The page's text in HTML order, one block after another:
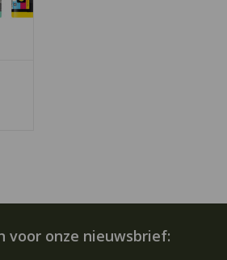
voor onze nieuwsbrief: